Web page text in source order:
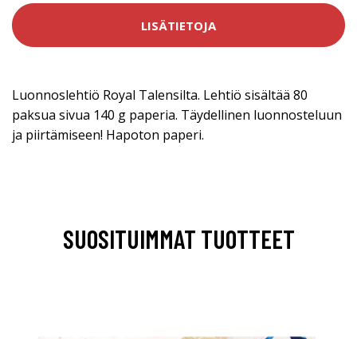
LISÄTIETOJA
Luonnoslehtiö Royal Talensilta. Lehtiö sisältää 80
paksua sivua 140 g paperia. Täydellinen luonnosteluun
ja piirtämiseen! Hapoton paperi.
SUOSITUIMMAT TUOTTEET